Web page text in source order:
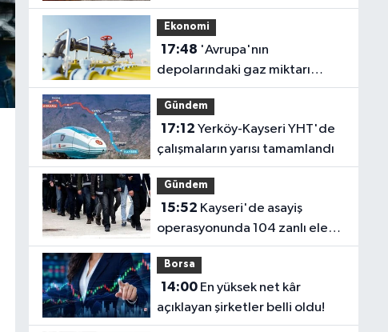
ilerliyor'
Ekonomi
17:48
depolarındaki gaz miktarı
rekor düşük seviyede'
Gündem
17:12
çalışmaların yarısı tamamlandı
Gündem
15:52
operasyonunda 104 zanlı ele
geçirildi
Borsa
14:00En yüksek net kâr
açıklayan şirketler belli oldu!